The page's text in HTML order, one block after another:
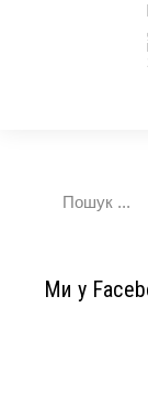
Ми у